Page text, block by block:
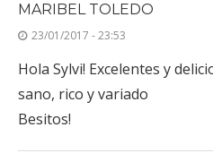
MARIBEL TOLEDO
23/01/2017 - 23:53
Hola Sylvi! Excelentes y
sano, rico y variado
Besitos!